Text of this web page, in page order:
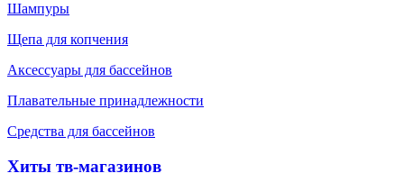
Шампуры
Щепа для копчения
Аксессуары для бассейнов
Плавательные принадлежности
Средства для бассейнов
Хиты тв-магазинов